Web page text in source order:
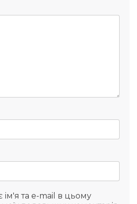
ім'я та e-mail в цьому